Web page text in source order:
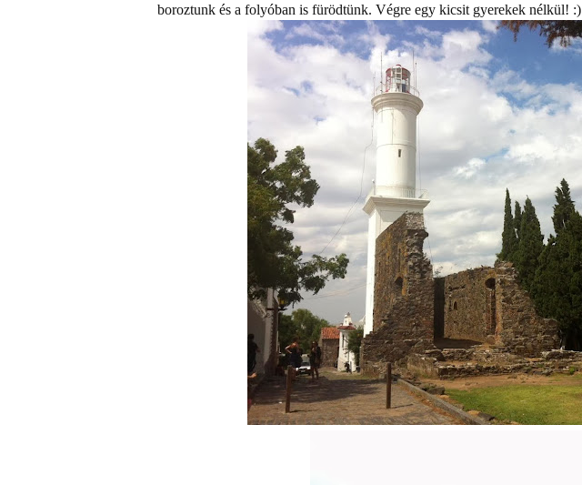
boroztunk és a folyóban is fürödtünk. Végre egy kicsit gyerekek nélkül! :)